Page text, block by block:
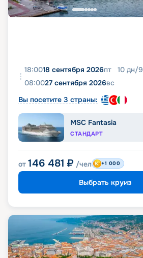
18:0018 сентября 2026пт 10 дн/9
08:0027 сентября 2026вс
Вы посетите 3 страны:
MSC Fantasia
СТАНДАРТ
от 146 481 ₽ /чел +1 000
Выбрать круиз